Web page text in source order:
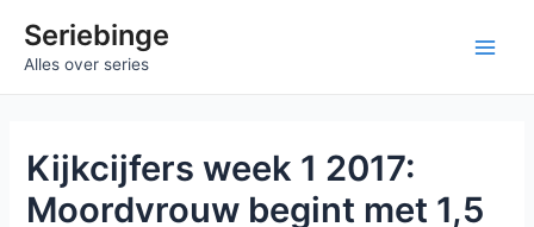
naarSeriebinge
Alles over series
Kijkcijfers week 1 2017:
Moordvrouw begint met 1,5